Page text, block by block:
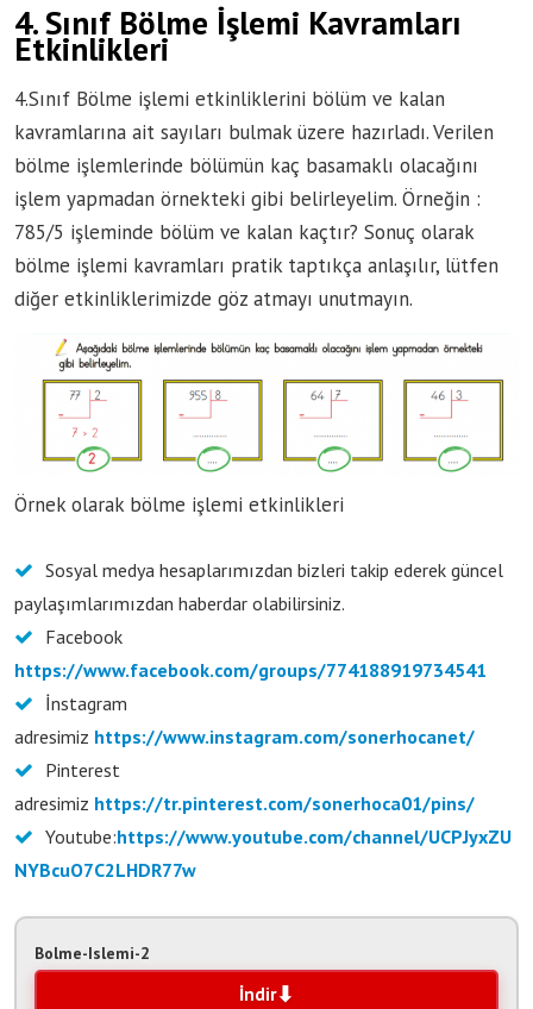
4. Sınıf Bölme İşlemi Kavramları
Etkinlikleri
4.Sınıf Bölme işlemi etkinliklerini bölüm ve kalan
kavramlarına ait sayıları bulmak üzere hazırladı. Verilen
bölme işlemlerinde bölümün kaç basamaklı olacağını
işlem yapmadan örnekteki gibi belirleyelim. Örneğin :
785/5 işleminde bölüm ve kalan kaçtır? Sonuç olarak
bölme işlemi kavramları pratik taptıkça anlaşılır, lütfen
diğer etkinliklerimizde göz atmayı unutmayın.
Örnek olarak bölme işlemi etkinlikleri
Sosyal medya hesaplarımızdan bizleri takip ederek güncel
paylaşımlarımızdan haberdar olabilirsiniz.
Facebook
https://www.facebook.com/groups/774188919734541
İnstagram
adresimiz https://www.instagram.com/sonerhocanet/
Pinterest
adresimiz https://tr.pinterest.com/sonerhoca01/pins/
Youtube:https://www.youtube.com/channel/UCPJyxZU
NYBcuO7C2LHDR77w
Bolme-Islemi-2
İndir